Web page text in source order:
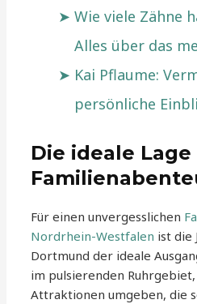
Wie viele Zähne
Alles über das
Kai Pflaume:
persönliche
Die ideale
Für einen unvergesslichen
Nordrhein-Westfalen ist die
Dortmund der ideale
im pulsierenden
Attraktionen umgeben, die